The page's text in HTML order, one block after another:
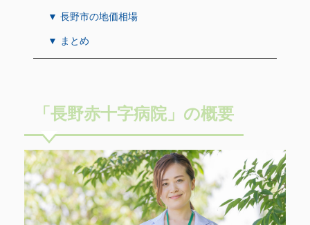
▼ 長野市の地価相場
▼ まとめ
「長野赤十字病院」の概要